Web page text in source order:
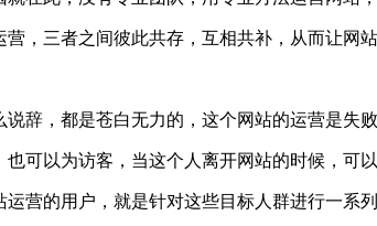
三者之间彼此共存，互相共补，从而让网站
，都是苍白无力的，这个网站的运营是失败
以为访客，当这个人离开网站的时候，可以
的用户，就是针对这些目标人群进行一系列